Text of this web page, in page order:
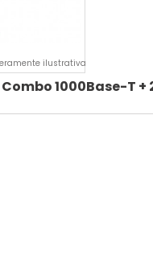
ilustrativa
1000Base-T +